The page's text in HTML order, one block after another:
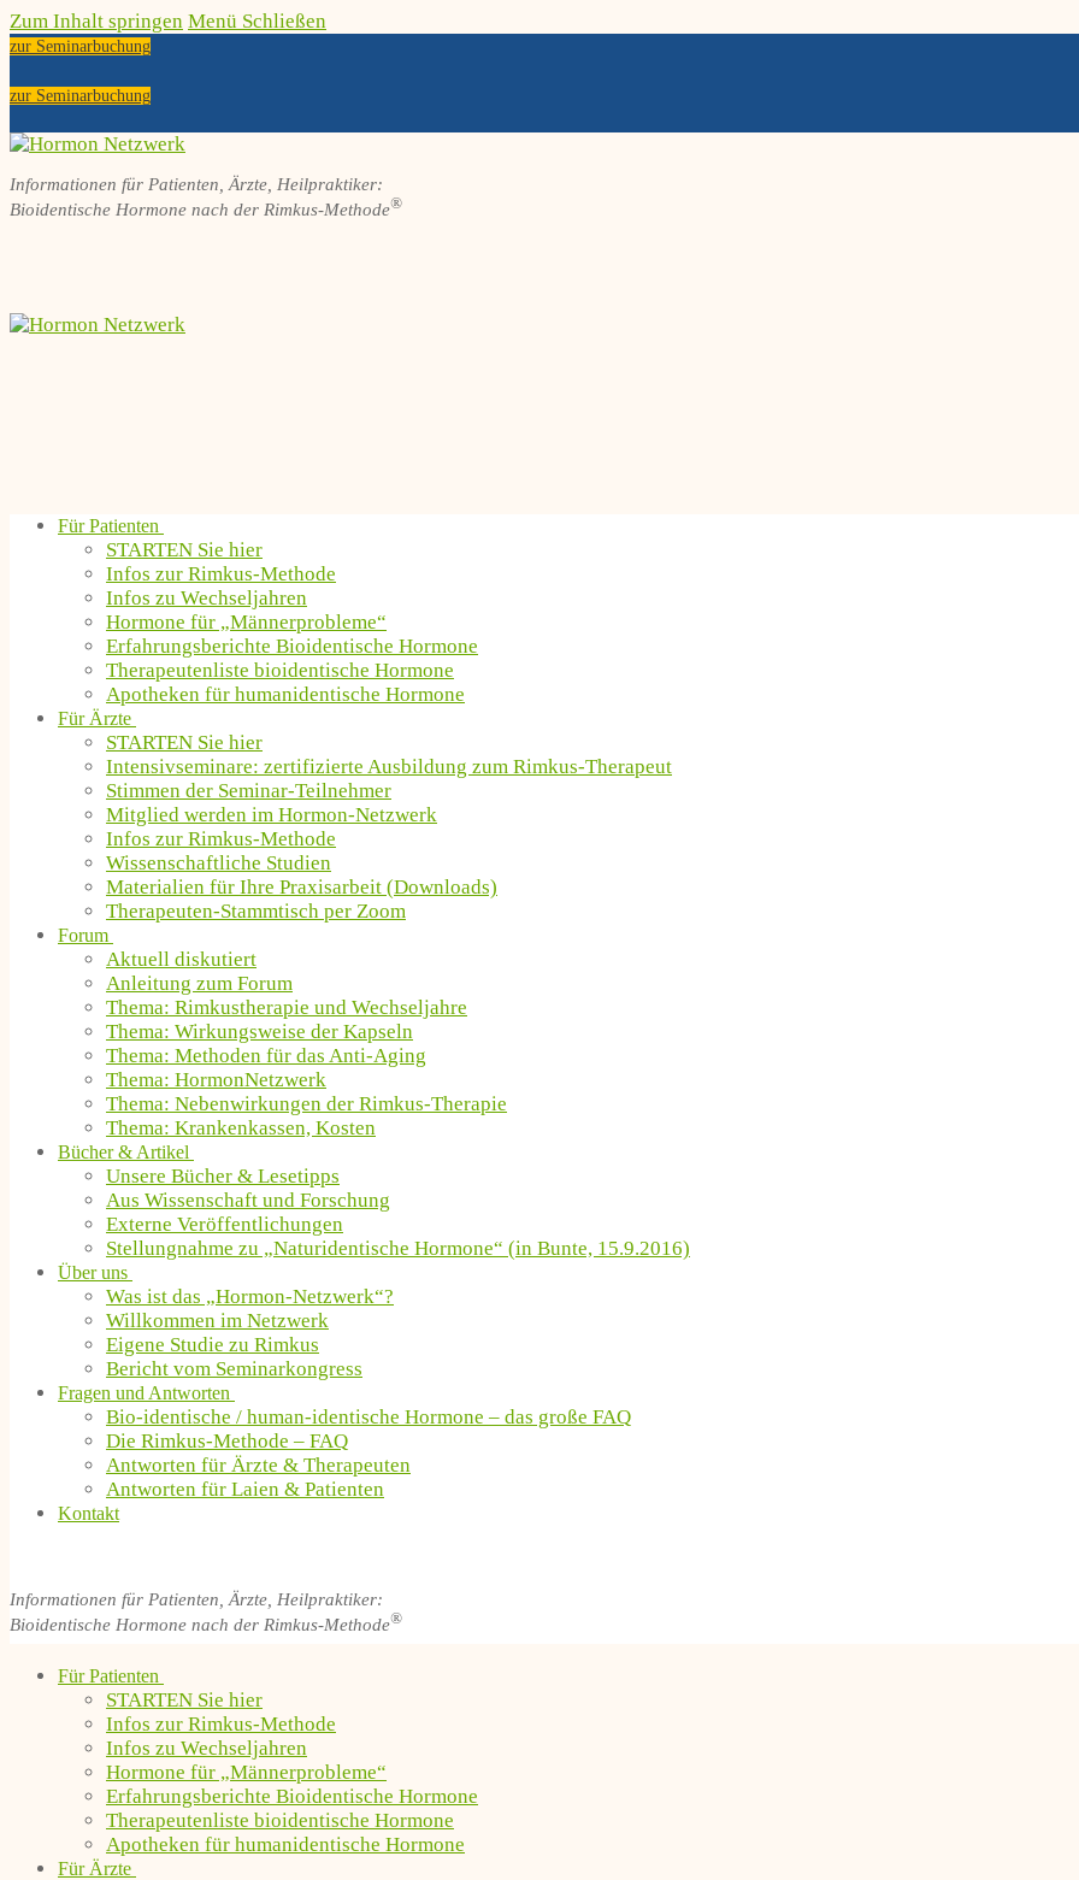
Zum Inhalt springen Menü Schließen
zur Seminarbuchung
zur Seminarbuchung
Informationen für Patienten, Ärzte, Heilpraktiker:
Bioidentische Hormone nach der Rimkus-Methode®
Für Patienten
STARTEN Sie hier
Infos zur Rimkus-Methode
Infos zu Wechseljahren
Hormone für „Männerprobleme“
Erfahrungsberichte Bioidentische Hormone
Therapeutenliste bioidentische Hormone
Apotheken für humanidentische Hormone
Für Ärzte
STARTEN Sie hier
Intensivseminare: zertifizierte Ausbildung zum Rimkus-Therapeut
Stimmen der Seminar-Teilnehmer
Mitglied werden im Hormon-Netzwerk
Infos zur Rimkus-Methode
Wissenschaftliche Studien
Materialien für Ihre Praxisarbeit (Downloads)
Therapeuten-Stammtisch per Zoom
Forum
Aktuell diskutiert
Anleitung zum Forum
Thema: Rimkustherapie und Wechseljahre
Thema: Wirkungsweise der Kapseln
Thema: Methoden für das Anti-Aging
Thema: HormonNetzwerk
Thema: Nebenwirkungen der Rimkus-Therapie
Thema: Krankenkassen, Kosten
Bücher & Artikel
Unsere Bücher & Lesetipps
Aus Wissenschaft und Forschung
Externe Veröffentlichungen
Stellungnahme zu „Naturidentische Hormone“ (in Bunte, 15.9.2016)
Über uns
Was ist das „Hormon-Netzwerk“?
Willkommen im Netzwerk
Eigene Studie zu Rimkus
Bericht vom Seminarkongress
Fragen und Antworten
Bio-identische / human-identische Hormone – das große FAQ
Die Rimkus-Methode – FAQ
Antworten für Ärzte & Therapeuten
Antworten für Laien & Patienten
Kontakt
Informationen für Patienten, Ärzte, Heilpraktiker:
Bioidentische Hormone nach der Rimkus-Methode®
Für Patienten
STARTEN Sie hier
Infos zur Rimkus-Methode
Infos zu Wechseljahren
Hormone für „Männerprobleme“
Erfahrungsberichte Bioidentische Hormone
Therapeutenliste bioidentische Hormone
Apotheken für humanidentische Hormone
Für Ärzte